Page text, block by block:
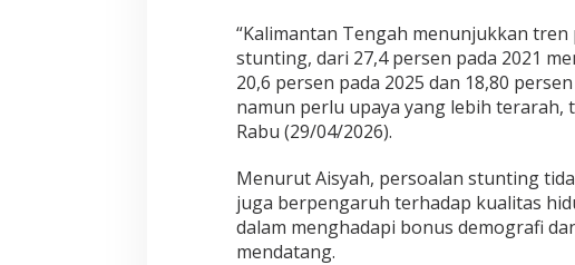
“Kalimantan Tengah menunjukkan
stunting, dari 27,4 persen pada 2021
20,6 persen pada 2025 dan 18,80
namun perlu upaya yang lebih terarah,
Rabu (29/04/2026).
Menurut Aisyah, persoalan stunting
juga berpengaruh terhadap kualitas
dalam menghadapi bonus demografi
mendatang.